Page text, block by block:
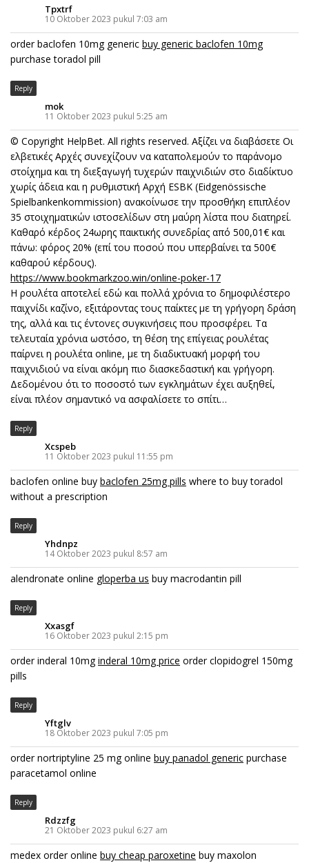
Tpxtrf
10 Oktober 2023 pukul 7:03 am
order baclofen 10mg generic buy generic baclofen 10mg
purchase toradol pill
Reply
mok
11 Oktober 2023 pukul 5:25 am
© Copyright HelpBet. All rights reserved. Αξίζει να διαβάσετε Οι
ελβετικές Αρχές συνεχίζουν να καταπολεμούν το παράνομο
στοίχημα και τη διεξαγωγή τυχερών παιχνιδιών στο διαδίκτυο
χωρίς άδεια και η ρυθμιστική Αρχή ESBK (Eidgenössische
Spielbankenkommission) ανακοίνωσε την προσθήκη επιπλέον
35 στοιχηματικών ιστοσελίδων στη μαύρη λίστα που διατηρεί.
Καθαρό κέρδος 24ωρης παικτικής συνεδρίας από 500,01€ και
πάνω: φόρος 20% (επί του ποσού που υπερβαίνει τα 500€
καθαρού κέρδους).
https://www.bookmarkzoo.win/online-poker-17
Η ρουλέτα αποτελεί εδώ και πολλά χρόνια το δημοφιλέστερο
παιχνίδι καζίνο, εξιτάροντας τους παίκτες με τη γρήγορη δράση
της, αλλά και τις έντονες συγκινήσεις που προσφέρει. Τα
τελευταία χρόνια ωστόσο, τη θέση της επίγειας ρουλέτας
παίρνει η ρουλέτα online, με τη διαδικτυακή μορφή του
παιχνιδιού να είναι ακόμη πιο διασκεδαστική και γρήγορη.
Δεδομένου ότι το ποσοστό των εγκλημάτων έχει αυξηθεί,
είναι πλέον σημαντικό να ασφαλίσετε το σπίτι…
Reply
Xcspeb
11 Oktober 2023 pukul 11:55 pm
baclofen online buy baclofen 25mg pills where to buy toradol
without a prescription
Reply
Yhdnpz
14 Oktober 2023 pukul 8:57 am
alendronate online gloperba us buy macrodantin pill
Reply
Xxasgf
16 Oktober 2023 pukul 2:15 pm
order inderal 10mginderal 10mg price order clopidogrel 150mg
pills
Reply
Yftglv
18 Oktober 2023 pukul 7:05 pm
order nortriptyline 25 mg online buy panadol generic purchase
paracetamol online
Reply
Rdzzfg
21 Oktober 2023 pukul 6:27 am
medex order online buy cheap paroxetine buy maxolon